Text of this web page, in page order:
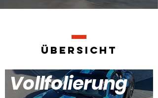
übersicht
Vollfolierung